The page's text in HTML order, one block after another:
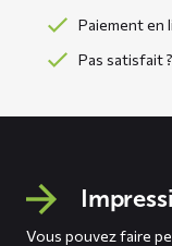
Paiement en
Pas satisfait
Vous pouvez faire